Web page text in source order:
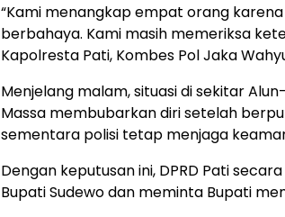
“Kami menangkap empat orang
berbahaya. Kami masih memeriksa
Kapolresta Pati, Kombes Pol Jaka
Menjelang malam, situasi di sekitar
Massa membubarkan diri setelah
sementara polisi tetap menjaga
Dengan keputusan ini, DPRD Pati
Bupati Sudewo dan meminta Bupati